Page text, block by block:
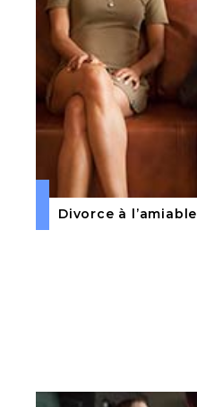
Divorce à l’amiable